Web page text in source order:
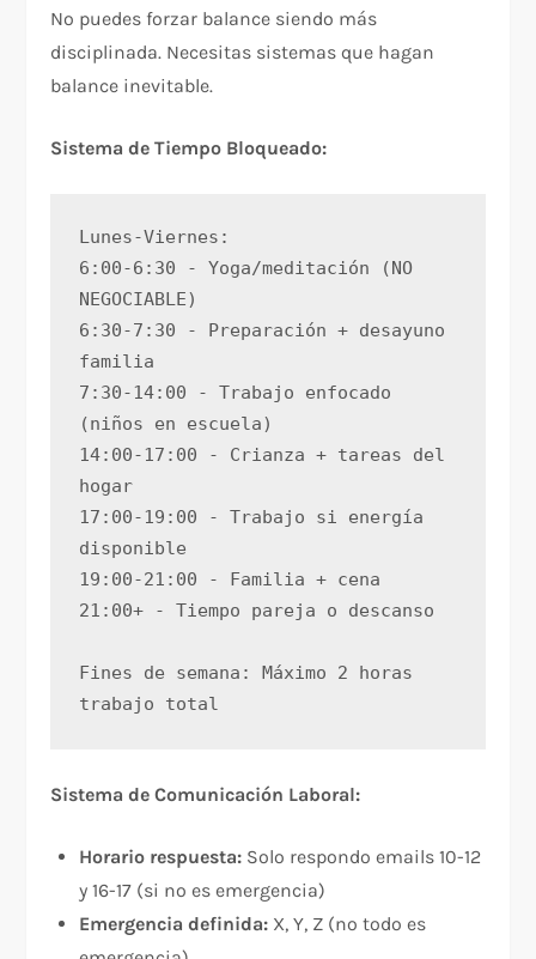
No puedes forzar balance siendo más
disciplinada. Necesitas sistemas que hagan
balance inevitable.​
Sistema de Tiempo Bloqueado:
Lunes-Viernes:
6:00-6:30 - Yoga/meditación (NO
NEGOCIABLE)
6:30-7:30 - Preparación + desayuno
familia
7:30-14:00 - Trabajo enfocado
(niños en escuela)
14:00-17:00 - Crianza + tareas del
hogar
17:00-19:00 - Trabajo si energía
disponible
19:00-21:00 - Familia + cena
21:00+ - Tiempo pareja o descanso
Fines de semana: Máximo 2 horas
trabajo total
Sistema de Comunicación Laboral:
Horario respuesta: Solo respondo emails 10-12
y 16-17 (si no es emergencia)
Emergencia definida: X, Y, Z (no todo es